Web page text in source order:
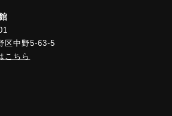
区中野5-63-5
こちら